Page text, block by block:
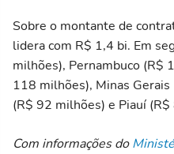
Sobre o montante de
lidera com R$ 1,4 bi. Em
milhões), Pernambuco (R$
118 milhões), Minas
(R$ 92 milhões) e Piauí
Com informações do